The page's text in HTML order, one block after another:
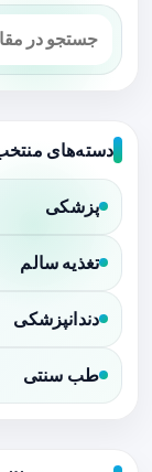
دسته‌های
پزشکی
تغذیه سالم
دندانپزشکی
طب سنتی